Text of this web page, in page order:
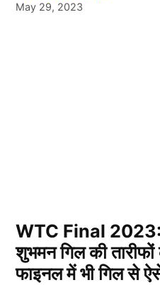
May 29, 2023
WTC Final 2023:
शुभमन गिल की
फाइनल में भी गिल से